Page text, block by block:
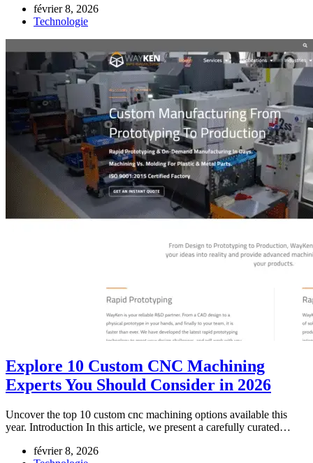
février 8, 2026
Technologie
Explore 10 Custom CNC Machining
Experts You Should Consider in 2026
Uncover the top 10 custom cnc machining options available this
year. Introduction In this article, we present a carefully curated…
février 8, 2026